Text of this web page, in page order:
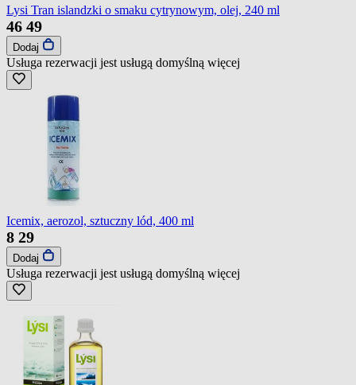
Lysi Tran islandzki o smaku cytrynowym, olej, 240 ml
46 49
Dodaj
Usługa rezerwacji jest usługą domyślną więcej
Icemix, aerozol, sztuczny lód, 400 ml
8 29
Dodaj
Usługa rezerwacji jest usługą domyślną więcej